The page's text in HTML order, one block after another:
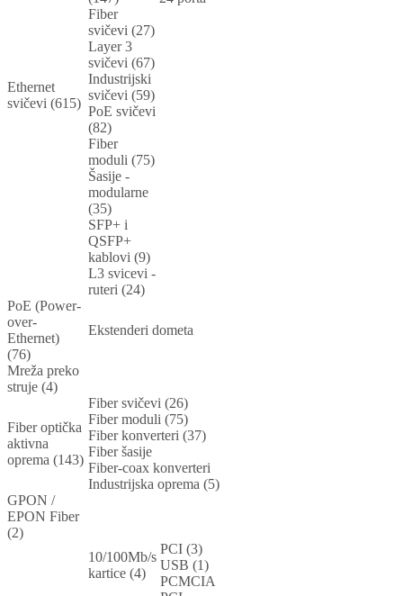
Ethernet
svičevi (615)
Fiber
svičevi (27)
Layer 3
svičevi (67)
Industrijski
svičevi (59)
PoE svičevi
(82)
Fiber
moduli (75)
Šasije -
modularne
(35)
SFP+ i
QSFP+
kablovi (9)
L3 svicevi -
ruteri (24)
PoE (Power-
over-
Ethernet)
(76)
Ekstenderi dometa
Mreža preko
struje (4)
Fiber optička
aktivna
oprema (143)
Fiber svičevi (26)
Fiber moduli (75)
Fiber konverteri (37)
Fiber šasije
Fiber-coax konverteri
Industrijska oprema (5)
GPON /
EPON Fiber
(2)
10/100Mb/s
kartice (4)
PCI (3)
USB (1)
PCMCIA